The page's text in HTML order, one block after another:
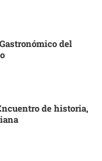
del
de historia,